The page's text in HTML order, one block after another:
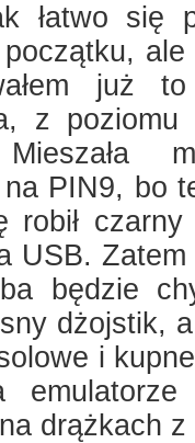
łatwo się
ale
już
z
PIN9, bo
robił
USB.
będzie
dżojstik,
i
drążkach z